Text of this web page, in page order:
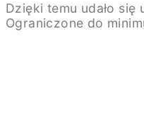
Dzięki temu udało
Ograniczone do